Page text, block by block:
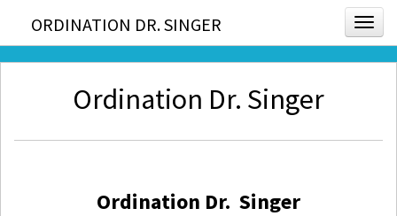
Ordination Dr. Singer
ORDINATION DR. SINGER
Ordination Dr. Singer